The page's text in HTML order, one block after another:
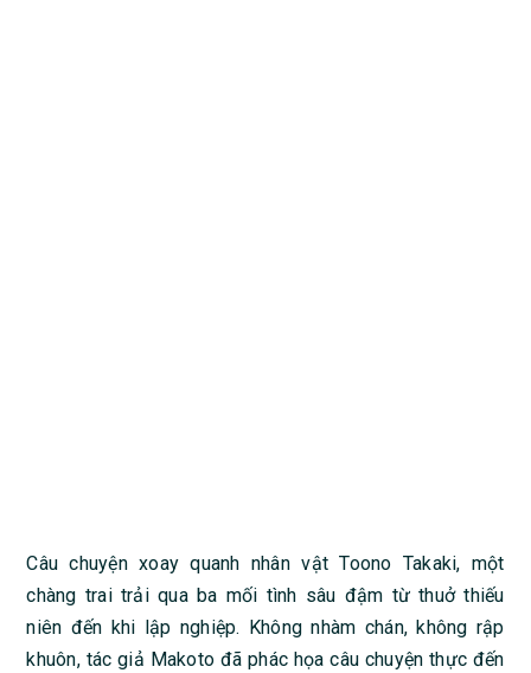
Câu chuyện xoay quanh nhân vật Toono Takaki, một
chàng trai trải qua ba mối tình sâu đậm từ thuở thiếu
niên đến khi lập nghiệp. Không nhàm chán, không rập
khuôn, tác giả Makoto đã phác họa câu chuyện thực đến